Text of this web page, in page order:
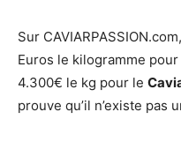
Sur
Euros le kilogramme pour
4.300€ le kg pour le
prouve qu’il n’existe pas